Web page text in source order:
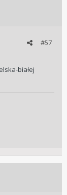
#57
białej